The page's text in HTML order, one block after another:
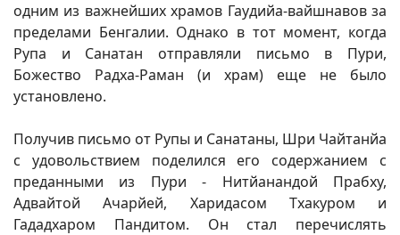
одним из важнейших храмов Гаудийа-вайшнавов за
пределами Бенгалии. Однако в тот момент, когда
Рупа и Санатан отправляли письмо в Пури,
Божество Радха-Раман (и храм) еще не было
установлено.
Получив письмо от Рупы и Санатаны, Шри Чайтанйа
с удовольствием поделился его содержанием с
преданными из Пури - Нитйанандой Прабху,
Адвайтой Ачарйей, Харидасом Тхакуром и
Гададхаром Пандитом. Он стал перечислять